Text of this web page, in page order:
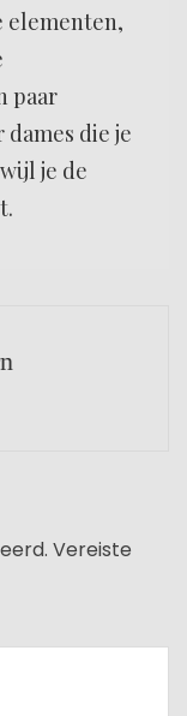
elementen,
paar
die je
je de
Vereiste